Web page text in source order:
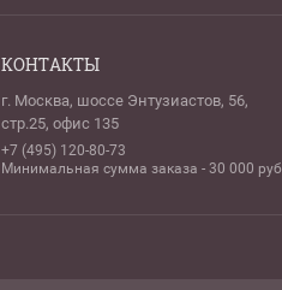
КОНТАКТЫ
г. Москва, шоссе Энтузиастов, 56,
стр.25, офис 135
+7 (495) 120-80-73
Минимальная сумма заказа - 30 000 руб